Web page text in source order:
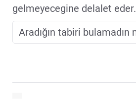
gelmeyecegine delalet eder.